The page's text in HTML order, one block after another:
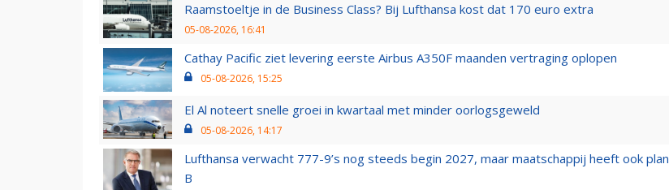
Raamstoeltje in de Business Class? Bij Lufthansa kost dat 170 euro extra
05-08-2026, 16:41
Cathay Pacific ziet levering eerste Airbus A350F maanden vertraging oplopen
05-08-2026, 15:25
El Al noteert snelle groei in kwartaal met minder oorlogsgeweld
05-08-2026, 14:17
Lufthansa verwacht 777-9’s nog steeds begin 2027, maar maatschappij heeft ook plan
B